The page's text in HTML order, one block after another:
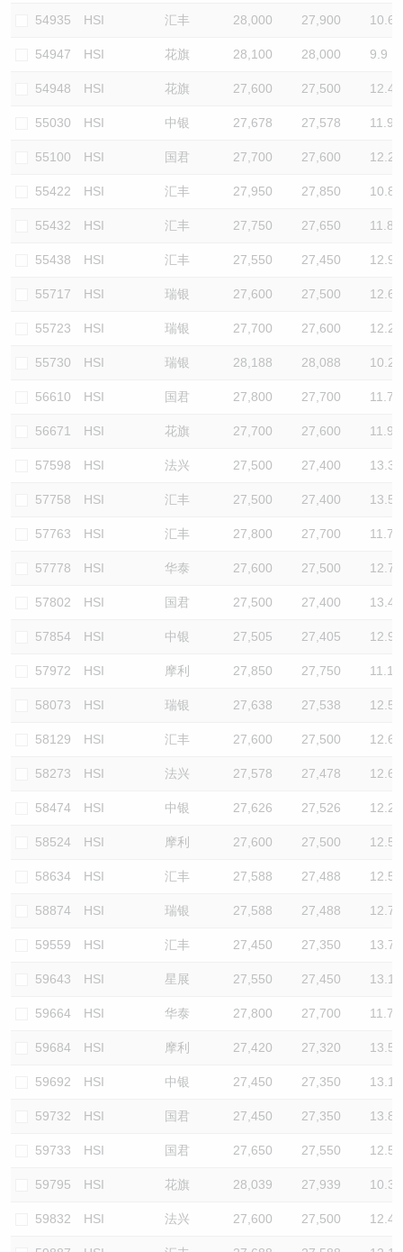
54935 HSI 汇丰 28,000 27,900 10.6
54947 HSI 花旗 28,100 28,000 9.9
54948 HSI 花旗 27,600 27,500 12.4
55030 HSI 中银 27,678 27,578 11.9
55100 HSI 国君 27,700 27,600 12.2
55422 HSI 汇丰 27,950 27,850 10.8
55432 HSI 汇丰 27,750 27,650 11.8
55438 HSI 汇丰 27,550 27,450 12.9
55717 HSI 瑞银 27,600 27,500 12.6
55723 HSI 瑞银 27,700 27,600 12.2
55730 HSI 瑞银 28,188 28,088 10.2
56610 HSI 国君 27,800 27,700 11.7
56671 HSI 花旗 27,700 27,600 11.9
57598 HSI 法兴 27,500 27,400 13.3
57758 HSI 汇丰 27,500 27,400 13.5
57763 HSI 汇丰 27,800 27,700 11.7
57778 HSI 华泰 27,600 27,500 12.7
57802 HSI 国君 27,500 27,400 13.4
57854 HSI 中银 27,505 27,405 12.9
57972 HSI 摩利 27,850 27,750 11.1
58073 HSI 瑞银 27,638 27,538 12.5
58129 HSI 汇丰 27,600 27,500 12.6
58273 HSI 法兴 27,578 27,478 12.6
58474 HSI 中银 27,626 27,526 12.2
58524 HSI 摩利 27,600 27,500 12.5
58634 HSI 汇丰 27,588 27,488 12.5
58874 HSI 瑞银 27,588 27,488 12.7
59559 HSI 汇丰 27,450 27,350 13.7
59643 HSI 星展 27,550 27,450 13.1
59664 HSI 华泰 27,800 27,700 11.7
59684 HSI 摩利 27,420 27,320 13.5
59692 HSI 中银 27,450 27,350 13.1
59732 HSI 国君 27,450 27,350 13.8
59733 HSI 国君 27,650 27,550 12.5
59795 HSI 花旗 28,039 27,939 10.3
59832 HSI 法兴 27,600 27,500 12.4